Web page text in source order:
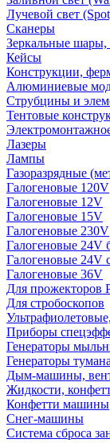
Лучевой свет
Сканеры
Зеркальные шары,
Кейсы
Конструкции,
Алюминиевые
Струбцины и
Тентовые
Лазеры
Лампы
Газоразрядные
Галогеновые 120V
Галогеновые 12V
Галогеновые 15V
Галогеновые 230V
Галогеновые 24V
Галогеновые 24V
Галогеновые 36V
Для прожекторов
Для стробоскопов
Приборы
Генераторы
Генераторы тумана
Дым-машины,
Жидкости,
Конфетти машины
Снег-машины
Система сброса